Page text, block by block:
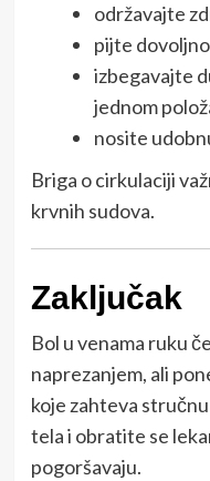
održavajte
pijte
izbegavajte
jednom
nosite
Briga o cirkulaciji
krvnih sudova.
Zaključak
Bol u venama ruku
naprezanjem, ali
koje zahteva
tela i obratite se
pogoršavaju.